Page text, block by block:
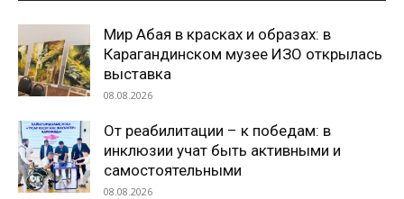
Мир Абая в красках и образах: в
Карагандинском музее ИЗО открылась
выставка
08.08.2026
От реабилитации – к победам: в
инклюзии учат быть активными и
самостоятельными
08.08.2026